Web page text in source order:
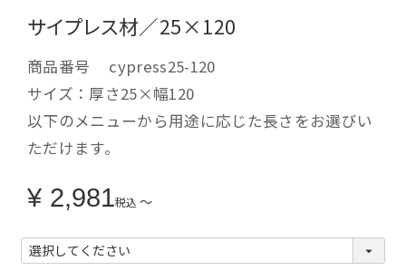
サイプレス材／25×120
商品番号
cypress25-120
サイズ：厚さ25×幅120
以下のメニューから用途に応じた長さをお選びい
ただけます。
¥ 2,981税込 〜